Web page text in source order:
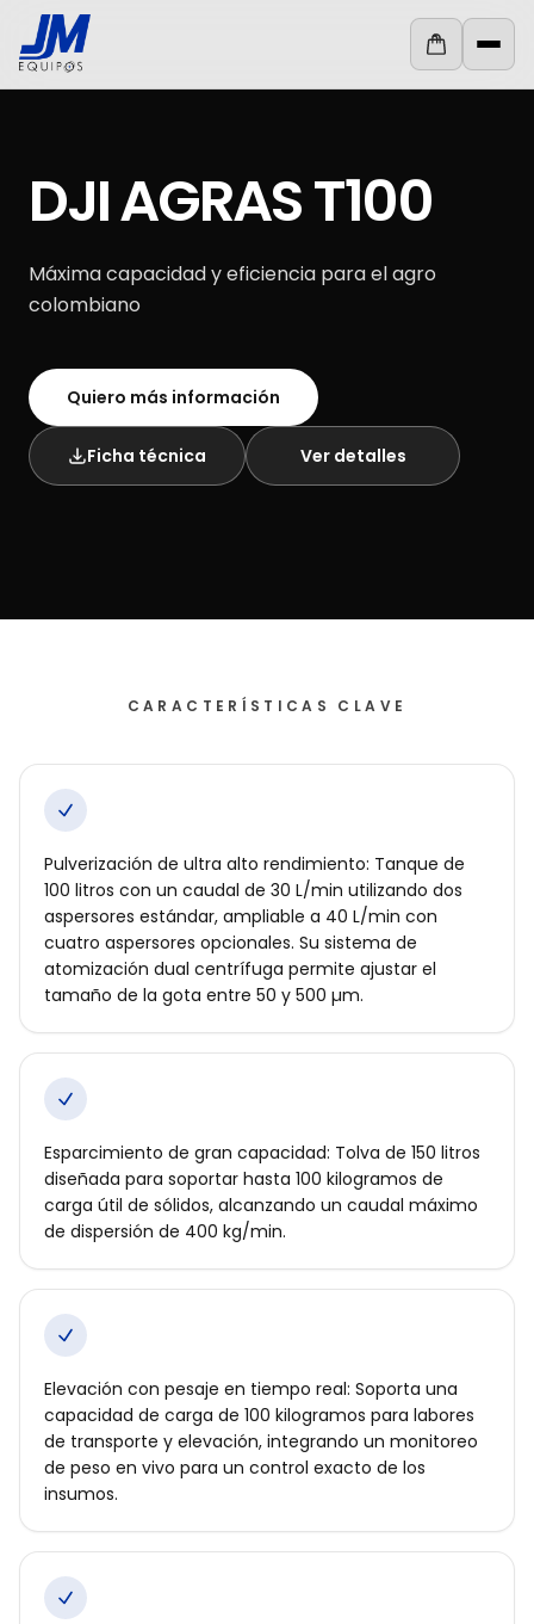
Ir al contenido
MENÚ ×
TOPOGRAFÍA
E
AGRICULTURA
Y
LIDAR
GEORRADAR
DJI AGRAS T100
Máxima capacidad y eficiencia para el agro
colombiano
Quiero más información
Ficha técnica Ver detalles
CARACTERÍSTICAS CLAVE
Pulverización de ultra alto rendimiento: Tanque de
100 litros con un caudal de 30 L/min utilizando dos
aspersores estándar, ampliable a 40 L/min con
cuatro aspersores opcionales. Su sistema de
atomización dual centrífuga permite ajustar el
tamaño de la gota entre 50 y 500 µm.
Esparcimiento de gran capacidad: Tolva de 150 litros
diseñada para soportar hasta 100 kilogramos de
carga útil de sólidos, alcanzando un caudal máximo
de dispersión de 400 kg/min.
Elevación con pesaje en tiempo real: Soporta una
capacidad de carga de 100 kilogramos para labores
de transporte y elevación, integrando un monitoreo
de peso en vivo para un control exacto de los
insumos.